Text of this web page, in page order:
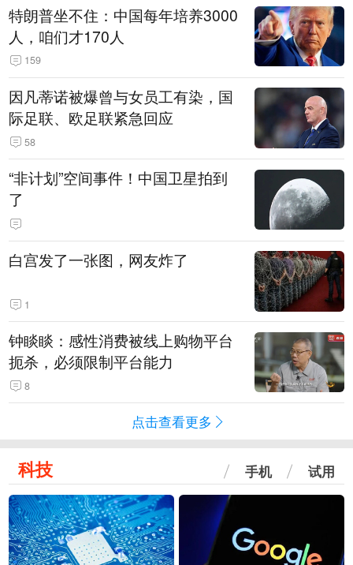
特朗普坐不住：中国每年培养3000
人，咱们才170人
159
因凡蒂诺被爆曾与女员工有染，国
际足联、欧足联紧急回应
58
“非计划”空间事件！中国卫星拍到
了
白宫发了一张图，网友炸了
1
钟睒睒：感性消费被线上购物平台
扼杀，必须限制平台能力
8
点击查看更多
科技 手机 试用